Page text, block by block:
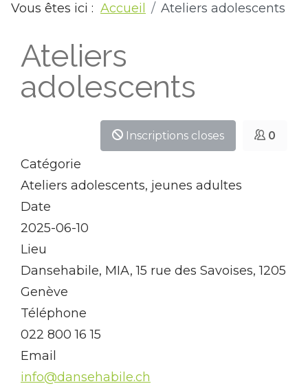
Vous êtes ici : Accueil Ateliers adolescents
Ateliers
adolescents
Inscriptions closes 0
Catégorie
Ateliers adolescents, jeunes adultes
Date
2025-06-10
Lieu
Dansehabile, MIA, 15 rue des Savoises, 1205
Genève
Téléphone
022 800 16 15
Email
info@dansehabile.ch